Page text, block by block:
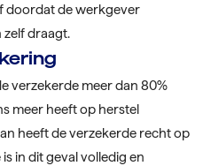
doordat de werkgever
zelf draagt.
verzekerde meer dan 80%
meer heeft op herstel
heeft de verzekerde recht op
in dit geval volledig en